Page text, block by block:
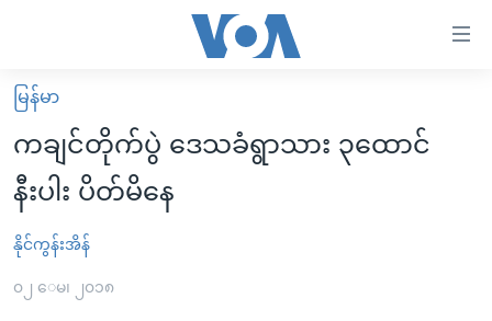
လွယ်ကူ
စေ
သည့်
Link
များ
ပင်မ
မူလစာမျက်နှာ
မြန်မာ
ကမ္ဘာ့သတင်းများ
နိုင်ငံတကာ
ဗွီဒီယို
မြန်မာ
ကချင်တိုက်ပွဲ ဒေသခံရွာသား ၃ထောင်
နီးပါး ပိတ်မိနေ
နိုင်ကွန်းအိန်
၀၂ ေမ၊ ၂၀၁၈